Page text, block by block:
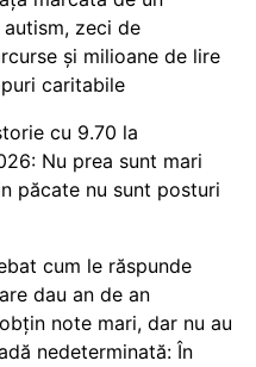
zeci de
și milioane de lire
caritabile
cu 9.70 la
Nu prea sunt mari
păcate nu sunt posturi
cum le răspunde
dau an de an
note mari, dar nu au
nedeterminată: În